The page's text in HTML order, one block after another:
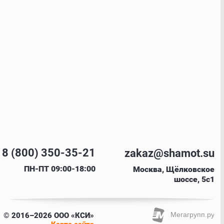
8 (800) 350-35-21
ПН-ПТ 09:00-18:00
zakaz@shamot.su
Москва, Щёлковское
шоссе, 5с1
© 2016–2026 ООО «КСИ»